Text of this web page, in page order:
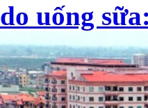
do uống